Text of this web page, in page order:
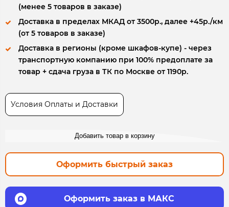
(менее 5 товаров в заказе)
Доставка в пределах МКАД от 3500р., далее +45р./км
(от 5 товаров в заказе)
Доставка в регионы (кроме шкафов-купе) - через
транспортную компанию при 100% предоплате за
товар + сдача груза в ТК по Москве от 1190р.
Условия Оплаты и Доставки
Добавить товар в корзину
Оформить быстрый заказ
Оформить заказ в МАКС